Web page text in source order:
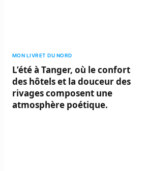
MON LIVRET DU NORD
L’été à Tanger, où le confort
des hôtels et la douceur des
rivages composent une
atmosphère poétique.